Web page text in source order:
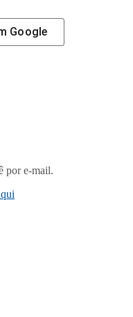
Google
por e-mail.